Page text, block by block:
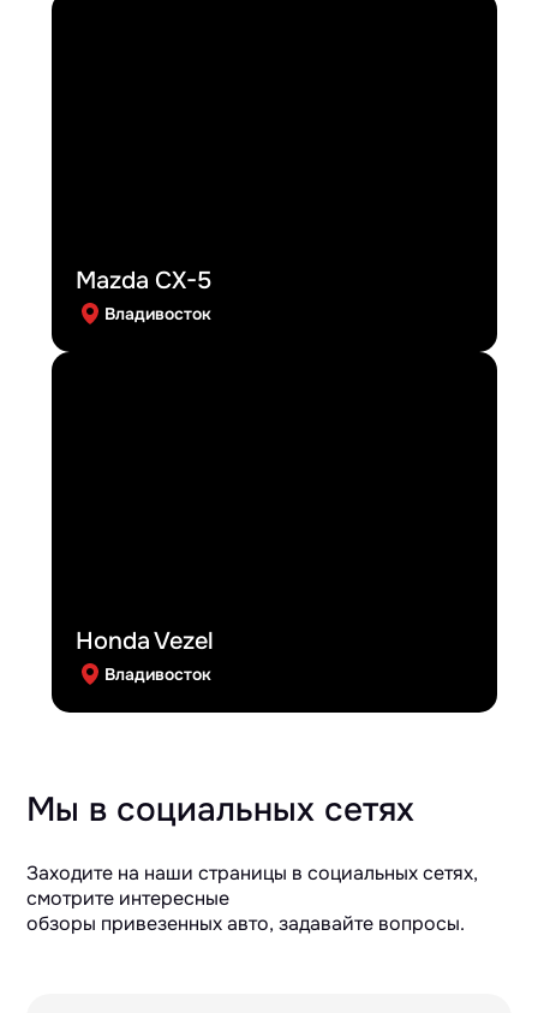
Mazda CX-5
Владивосток
Honda Vezel
Владивосток
Мы в социальных сетях
Заходите на наши страницы в социальных сетях,
смотрите интересные
обзоры привезенных авто, задавайте вопросы.